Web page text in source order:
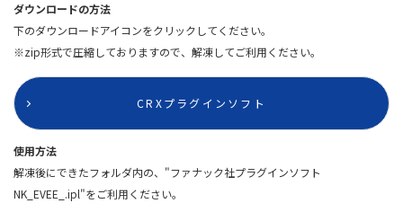
ダウンロードの方法
下のダウンロードアイコンをクリックしてください。
※zip形式で圧縮しておりますので、解凍してご利用ください。
CRXプラグインソフト
使用方法
解凍後にできたフォルダ内の、"ファナック社プラグインソフト
NK_EVEE_.ipl"をご利用ください。